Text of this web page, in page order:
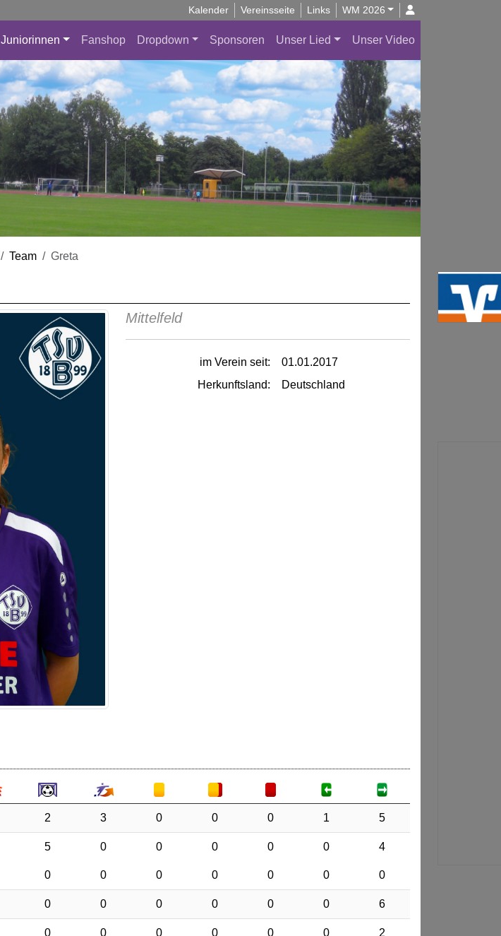
Kalender Vereinsseite Links WM 2026
Juniorinnen Fanshop Dropdown Sponsoren Unser Lied Unser Video
Team Greta
Mittelfeld
im Verein seit:
01.01.2017
Herkunftsland:
Deutschland
2 3 0 0 0 1 5
5 0 0 0 0 0 4
0 0 0 0 0 0 0
0 0 0 0 0 0 6
0 0 0 0 0 0 2